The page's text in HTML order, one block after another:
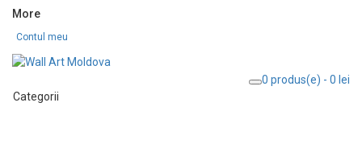
More
Contul meu
0 produs(e) - 0 lei
Categorii